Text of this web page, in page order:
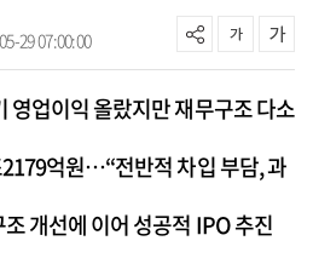
29 07:00:00
영업이익 올랐지만 재무구조 다소
억원…“전반적 차입 부담, 과
개선에 이어 성공적 IPO 추진